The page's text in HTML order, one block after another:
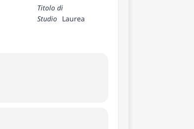
Titolo di
Studio Laurea